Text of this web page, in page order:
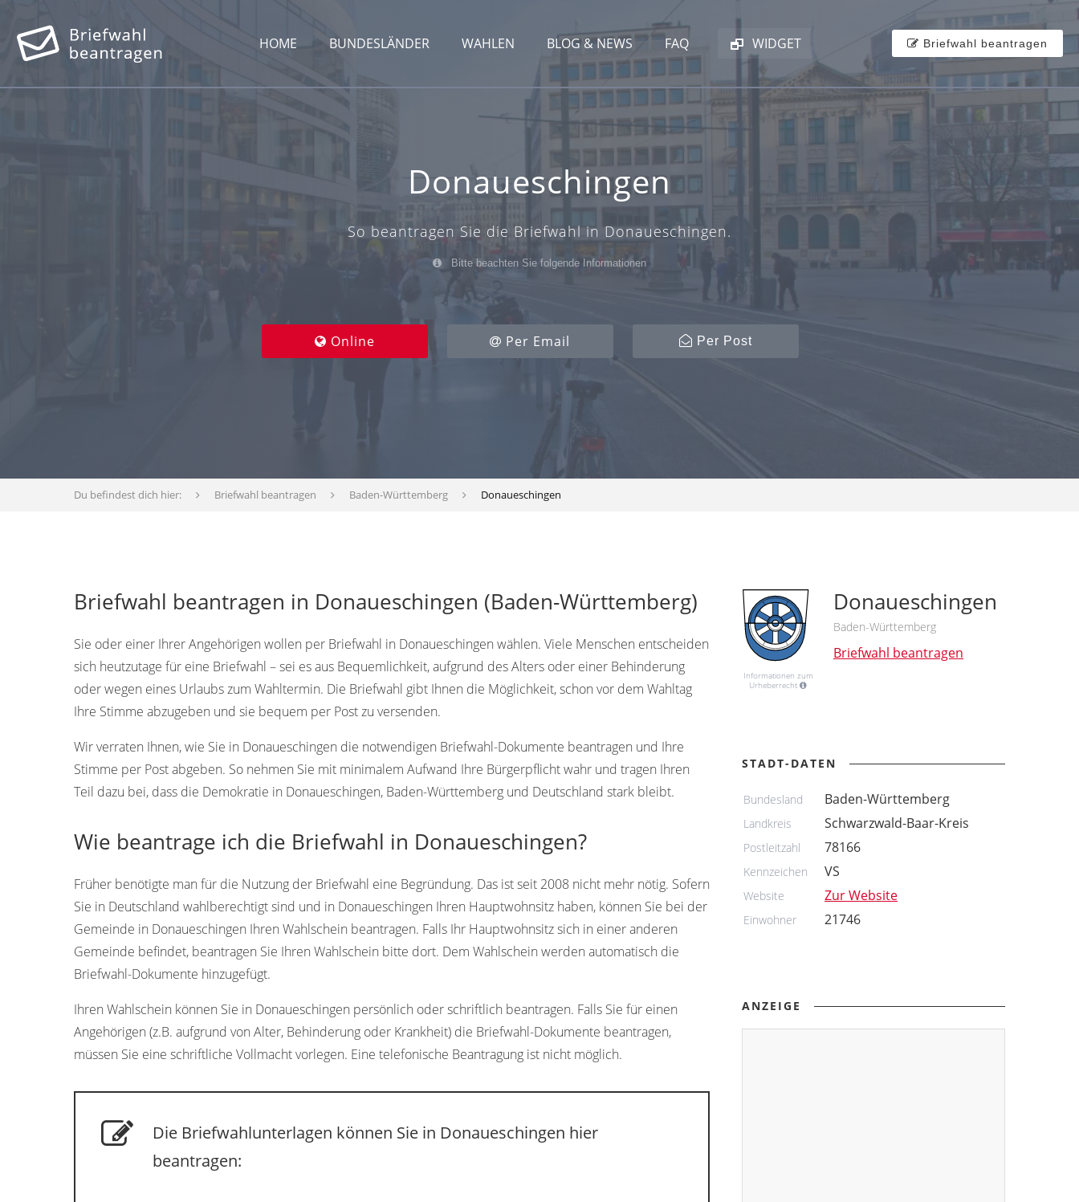
HOME BUNDESLÄNDER WAHLEN BLOG & NEWS FAQ WIDGET Briefwahl beantragen
Donaueschingen
So beantragen Sie die Briefwahl in Donaueschingen.
Bitte beachten Sie folgende Informationen
Online Per Email Per Post
Du befindest dich hier: Briefwahl beantragen Baden-Württemberg Donaueschingen
Briefwahl beantragen in Donaueschingen (Baden-Württemberg)
Sie oder einer Ihrer Angehörigen wollen per Briefwahl in Donaueschingen wählen. Viele Menschen entscheiden
sich heutzutage für eine Briefwahl – sei es aus Bequemlichkeit, aufgrund des Alters oder einer Behinderung
oder wegen eines Urlaubs zum Wahltermin. Die Briefwahl gibt Ihnen die Möglichkeit, schon vor dem Wahltag
Ihre Stimme abzugeben und sie bequem per Post zu versenden.
Wir verraten Ihnen, wie Sie in Donaueschingen die notwendigen Briefwahl-Dokumente beantragen und Ihre
Stimme per Post abgeben. So nehmen Sie mit minimalem Aufwand Ihre Bürgerpflicht wahr und tragen Ihren
Teil dazu bei, dass die Demokratie in Donaueschingen, Baden-Württemberg und Deutschland stark bleibt.
Wie beantrage ich die Briefwahl in Donaueschingen?
Früher benötigte man für die Nutzung der Briefwahl eine Begründung. Das ist seit 2008 nicht mehr nötig. Sofern
Sie in Deutschland wahlberechtigt sind und in Donaueschingen Ihren Hauptwohnsitz haben, können Sie bei der
Gemeinde in Donaueschingen Ihren Wahlschein beantragen. Falls Ihr Hauptwohnsitz sich in einer anderen
Gemeinde befindet, beantragen Sie Ihren Wahlschein bitte dort. Dem Wahlschein werden automatisch die
Briefwahl-Dokumente hinzugefügt.
Ihren Wahlschein können Sie in Donaueschingen persönlich oder schriftlich beantragen. Falls Sie für einen
Angehörigen (z.B. aufgrund von Alter, Behinderung oder Krankheit) die Briefwahl-Dokumente beantragen,
müssen Sie eine schriftliche Vollmacht vorlegen. Eine telefonische Beantragung ist nicht möglich.
Die Briefwahlunterlagen können Sie in Donaueschingen hier
beantragen:
Informationen zum
Urheberrecht
Donaueschingen
Baden-Württemberg
Briefwahl beantragen
STADT-DATEN
Bundesland Baden-Württemberg
Landkreis Schwarzwald-Baar-Kreis
Postleitzahl 78166
Kennzeichen VS
Website Zur Website
Einwohner 21746
ANZEIGE